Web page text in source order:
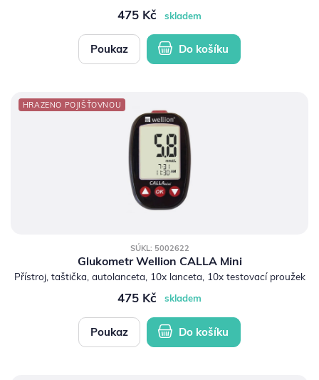
475 Kč skladem
Poukaz Do košíku
HRAZENO POJIŠŤOVNOU
SÚKL: 5002622
Glukometr Wellion CALLA Mini
Přístroj, taštička, autolanceta, 10x lanceta, 10x testovací proužek
475 Kč skladem
Poukaz Do košíku